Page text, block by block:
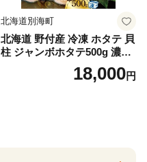
北海道別海町
北海道 野付産 冷凍 ホタテ 貝
柱 ジャンボホタテ500g 濃厚
な旨味と甘み （ほたて ホタ
テ 帆立 貝柱 ホタテ貝柱 大玉
18,000円